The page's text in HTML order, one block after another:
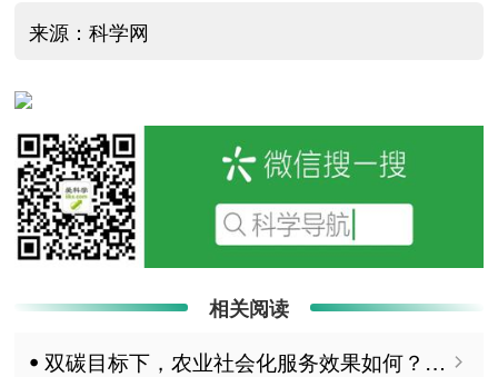
来源：科学网
相关阅读
ꔷ 双碳目标下，农业社会化服务效果如何？近8000农户数据揭示“门槛效应”